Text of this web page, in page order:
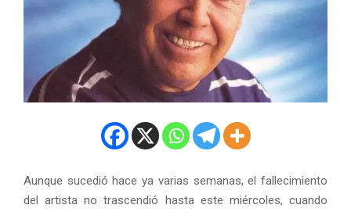
Aunque sucedió hace ya varias semanas, el fallecimiento
del artista no trascendió hasta este miércoles, cuando